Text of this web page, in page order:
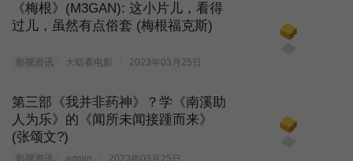
《梅根》(M3GAN): 这小片儿，看得
过儿，虽然有点俗套 (梅根福克斯)
影视资讯 大聪看电影 2023年03月25日
第三部《我并非药神》？学《南溪助
人为乐》的《闻所未闻接踵而来》
(张颂文?)
影视资讯 admin 2023年03月25日